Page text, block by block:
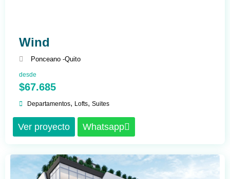
Wind
Ponceano -Quito
desde
$67.685
Departamentos, Lofts, Suites
Ver proyecto Whatsapp